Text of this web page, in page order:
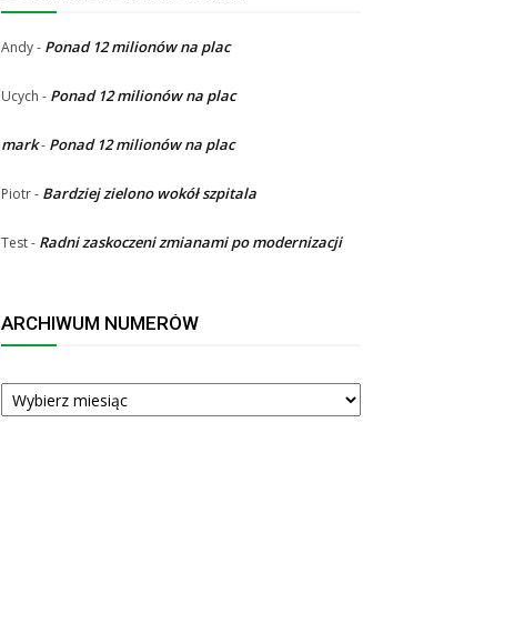
Andy- Ponad 12 milionów na plac
Ucych - Ponad 12 milionów na plac
mark- Ponad 12 milionów na plac
Piotr- Bardziej zielono wokół szpitala
Test- Radni zaskoczeni zmianami po modernizacji
ARCHIWUM NUMERÓW
ARCHIWUM
NUMERÓW